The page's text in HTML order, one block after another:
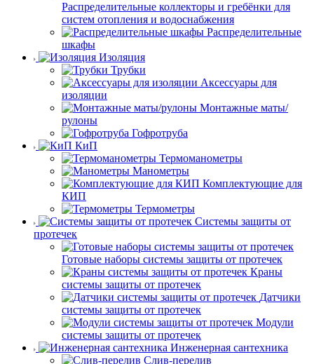
Распределительные коллекторы и гребёнки для
систем отопления и водоснабжения
Распределительные
шкафы
Изоляция
Трубки
Аксессуары для
изоляции
Монтажные маты/
рулоны
Гофротруба
КиП
Термоманометры
Манометры
Комплектующие для
КИП
Термометры
Системы защиты от
протечек
Готовые наборы системы защиты от протечек
Краны
системы защиты от протечек
Датчики
системы защиты от протечек
Модули
системы защиты от протечек
Инженерная сантехника
Слив-перелив